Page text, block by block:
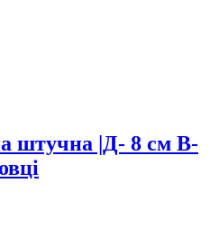
штучна |Д- 8 см В-